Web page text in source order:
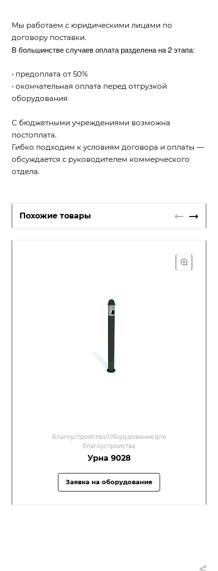
Мы работаем с юридическими лицами по
договору поставки.
В большинстве случаев оплата разделена на 2 этапа:
• предоплата от 50%
• окончательная оплата перед отгрузкой
оборудования
С бюджетными учреждениями возможна
постоплата.
Гибко подходим к условиям договора и оплаты —
обсуждается с руководителем коммерческого
отдела.
Похожие товары
Благоустройство/Оборудование для
благоустройства
Урна 9028
Заявка на оборудование